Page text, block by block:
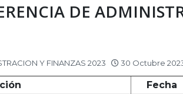
DE
Y FINANZAS 2023 30 Octubre
Fecha